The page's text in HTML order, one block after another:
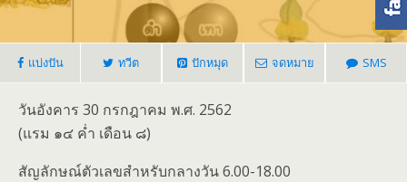
แบ่งปัน ทวีต ปักหมุด จดหมาย SMS
วันอังคาร 30 กรกฎาคม พ.ศ. 2562
(แรม ๑๔ ค่ำ เดือน ๘)
สัญลักษณ์ตัวเลขสำหรับกลางวัน 6.00-18.00